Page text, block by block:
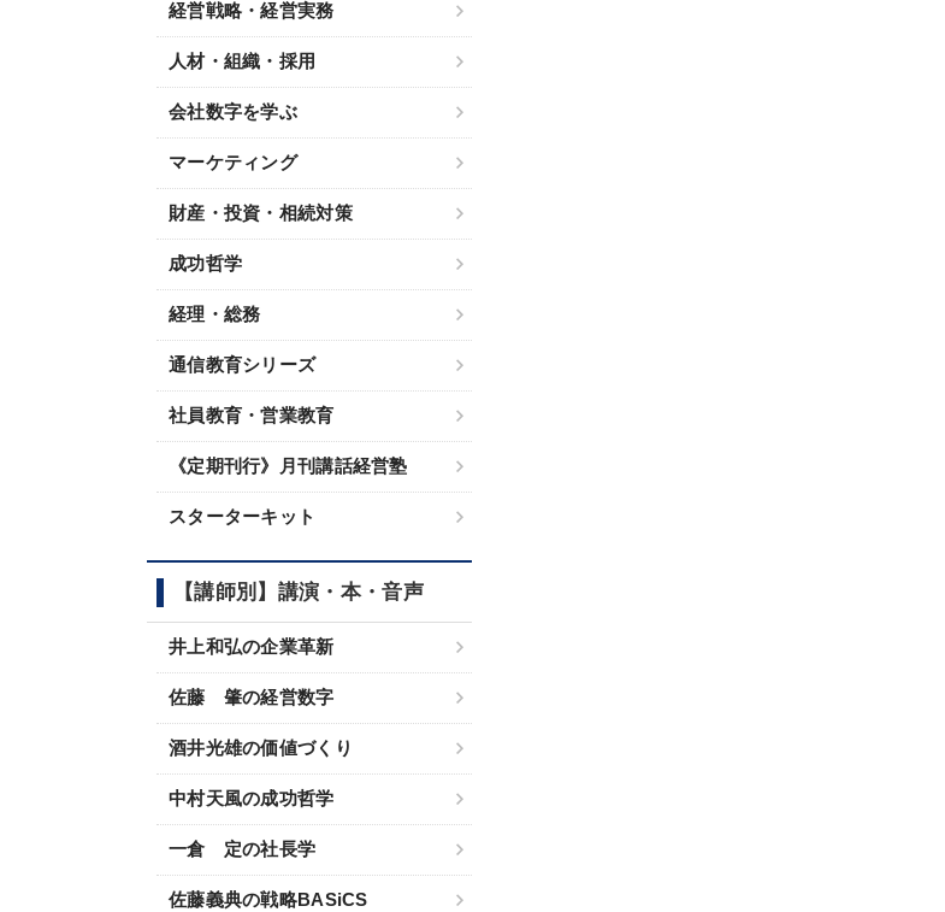
経営戦略・経営実務
人材・組織・採用
会社数字を学ぶ
マーケティング
財産・投資・相続対策
成功哲学
経理・総務
通信教育シリーズ
社員教育・営業教育
《定期刊行》月刊講話経営塾
スターターキット
【講師別】講演・本・音声
井上和弘の企業革新
佐藤 肇の経営数字
酒井光雄の価値づくり
中村天風の成功哲学
一倉 定の社長学
佐藤義典の戦略BASiCS